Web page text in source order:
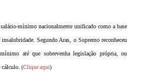
mínimo nacionalmente unificado como a base
Segundo Aras, o Supremo reconheceu
até que sobrevenha legislação própria, ou
(Clique aqui)